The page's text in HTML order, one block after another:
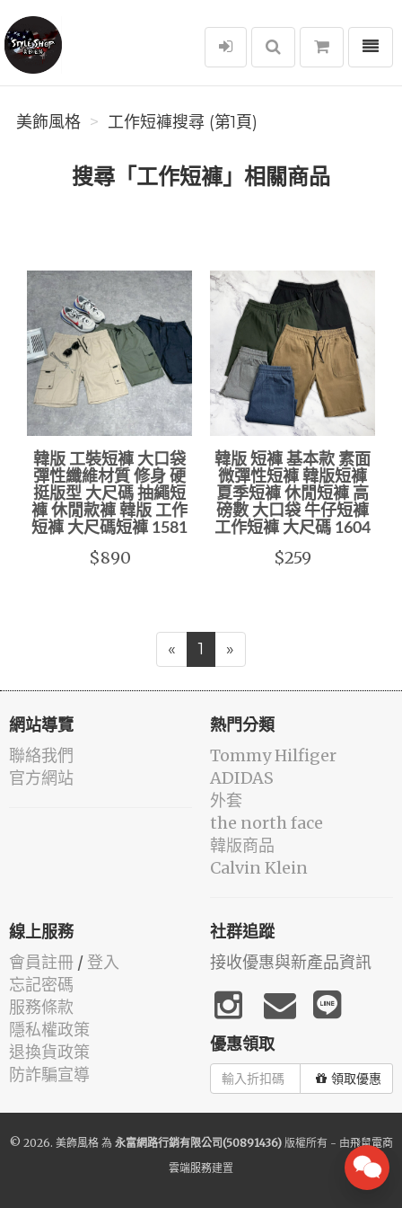
美飾風格
選單
美飾風格 工作短褲搜尋 (第1頁)
搜尋「工作短褲」相關商品
韓版 工裝短褲 大口袋
彈性纖維材質 修身 硬
挺版型 大尺碼 抽繩短
褲 休閒款褲 韓版 工作
短褲 大尺碼短褲 1581
$890
韓版 短褲 基本款 素面
微彈性短褲 韓版短褲
夏季短褲 休閒短褲 高
磅數 大口袋 牛仔短褲
工作短褲 大尺碼 1604
$259
« 1 »
網站導覽
聯絡我們
官方網站
熱門分類
Tommy Hilfiger
ADIDAS
外套
the north face
韓版商品
Calvin Klein
線上服務
會員註冊 / 登入
忘記密碼
服務條款
隱私權政策
退換貨政策
防詐騙宣導
社群追蹤
接收優惠與新產品資訊
優惠領取
領取優惠
© 2026. 美飾風格為 永富網路行銷有限公司(50891436)版權所有 - 由飛鼠電商
雲端服務建置